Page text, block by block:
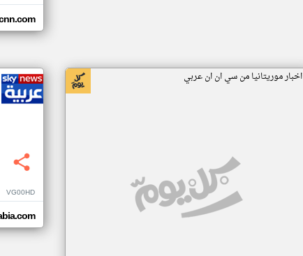
اخبار موريتانيا من سي ان ان عربي
VG00HD